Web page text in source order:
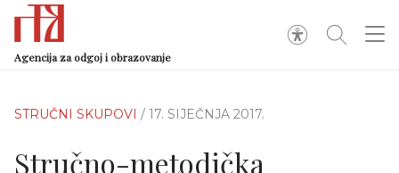
Agencija za odgoj i obrazovanje
STRUČNI SKUPOVI / 17. SIJEČNJA 2017.
Stručno-metodička